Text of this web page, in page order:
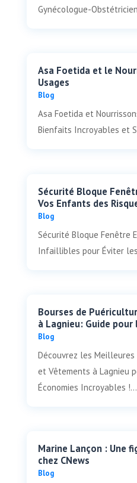
Gynécologue-
Asa Foetida et le
Usages
Blog
Asa Foetida et
Bienfaits Incroyables et
Sécurité Bloque
Vos Enfants des
Blog
Sécurité Bloque Fenêtre
Infaillibles pour Éviter
Bourses de
à Lagnieu: Guide
Blog
Découvrez les
et Vêtements à Lagnieu
Économies Incroyables !...
Marine Lançon : Une
chez CNews
Blog